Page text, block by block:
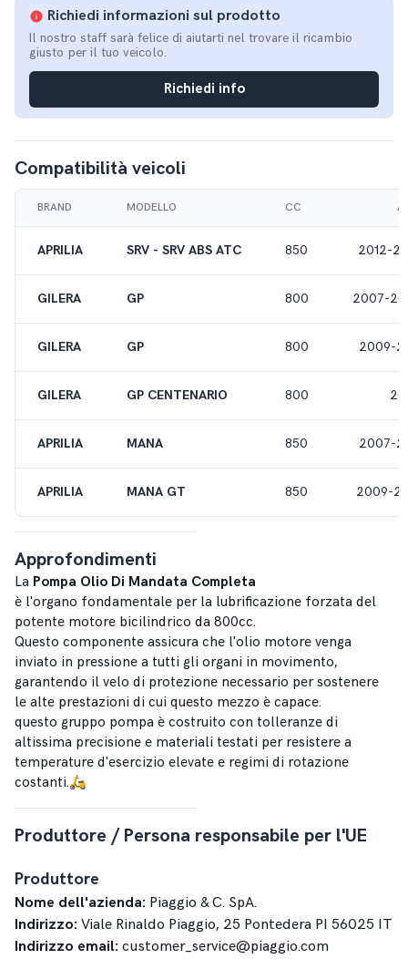
Richiedi informazioni sul prodotto
Il nostro staff sarà felice di aiutarti nel trovare il ricambio
giusto per il tuo veicolo.
Richiedi info
Compatibilità veicoli
BRAND MODELLO CC
APRILIA SRV - SRV ABS ATC 850 2012-
GILERA GP 800 2007-
GILERA GP 800 2009-
GILERA GP CENTENARIO 800
APRILIA MANA 850 2007-
APRILIA MANA GT 850 2009-
Approfondimenti
La Pompa Olio Di Mandata Completa
è l'organo fondamentale per la lubrificazione forzata del
potente motore bicilindrico da 800cc.
Questo componente assicura che l'olio motore venga
inviato in pressione a tutti gli organi in movimento,
garantendo il velo di protezione necessario per sostenere
le alte prestazioni di cui questo mezzo è capace.
questo gruppo pompa è costruito con tolleranze di
altissima precisione e materiali testati per resistere a
temperature d'esercizio elevate e regimi di rotazione
costanti.🛵
Produttore / Persona responsabile per l'UE
Produttore
Nome dell'azienda: Piaggio & C. SpA.
Indirizzo: Viale Rinaldo Piaggio, 25 Pontedera PI 56025 IT
Indirizzo email: customer_service@piaggio.com